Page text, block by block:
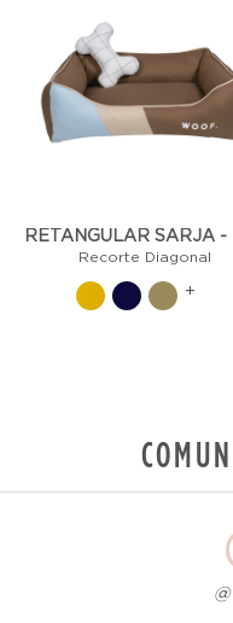
Recorte Diagonal
+